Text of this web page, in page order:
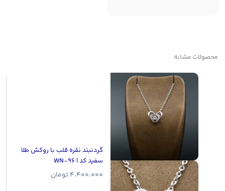
محصولات مشابه
گردنبند نقره قلب با روکش طلا
سفید کد | WN-96
4.400.000 تومان